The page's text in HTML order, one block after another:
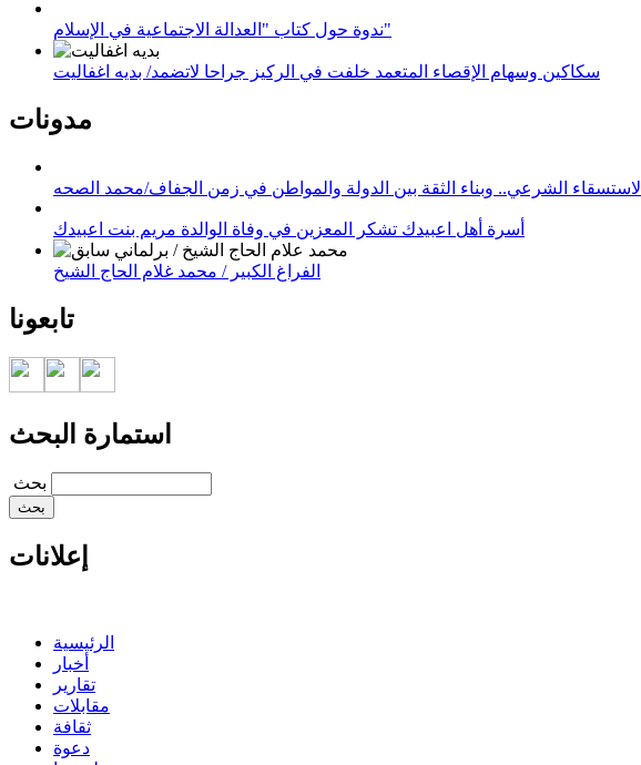
ندوة حول كتاب "العدالة الاجتماعية في الإسلام"
سكاكين وسهام الإقصاء المتعمد خلفت في الركيز جراحا لاتضمد/ بديه اغفاليت
مدونات
الاستسقاء الشرعي.. وبناء الثقة بين الدولة والمواطن في زمن الجفاف/محمد الصحه
أسرة أهل اعبيدك تشكر المعزين في وفاة الوالدة مريم بنت اعبيدك
الفراغ الكبير / محمد غلام الحاج الشيخ
تابعونا
استمارة البحث
‏بحث ‏
إعلانات
الرئيسية
أخبار
تقارير
مقابلات
ثقافة
دعوة